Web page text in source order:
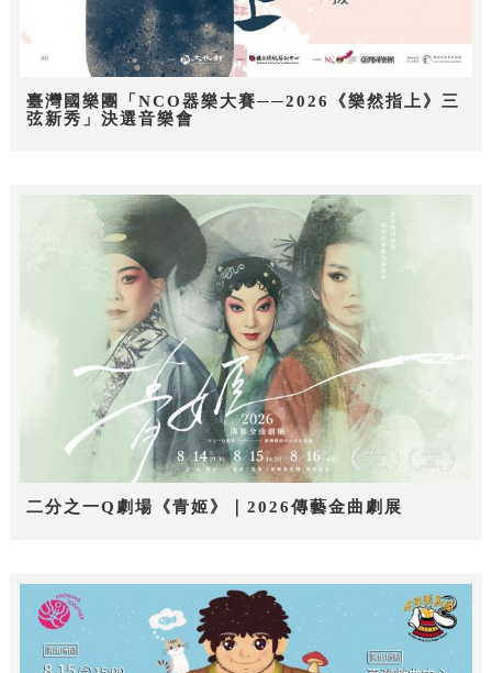
臺灣國樂團「NCO器樂大賽──2026《樂然指上》三
弦新秀」決選音樂會
二分之一Q劇場《青姬》｜2026傳藝金曲劇展